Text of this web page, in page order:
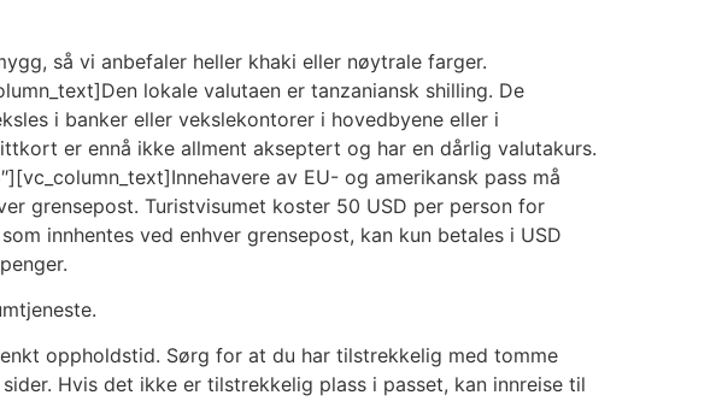
så vi anbefaler heller khaki eller nøytrale farger.
lokale valutaen er tanzaniansk shilling. De
i banker eller vekslekontorer i hovedbyene eller i
er ennå ikke allment akseptert og har en dårlig valutakurs.
av EU- og amerikansk pass må
grensepost. Turistvisumet koster 50 USD per person for
innhentes ved enhver grensepost, kan kun betales i USD
oppholdstid. Sørg for at du har tilstrekkelig med tomme
Hvis det ikke er tilstrekkelig plass i passet, kan innreise til